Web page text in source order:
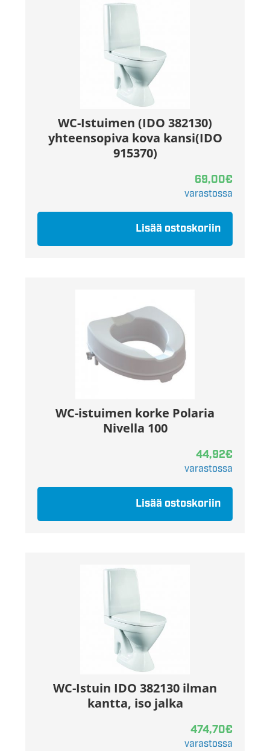
WC-Istuimen (IDO 382130)
yhteensopiva kova kansi(IDO
915370)
69,00€
varastossa
Lisää ostoskoriin
WC-istuimen korke Polaria
Nivella 100
44,92€
varastossa
Lisää ostoskoriin
WC-Istuin IDO 382130 ilman
kantta, iso jalka
474,70€
varastossa